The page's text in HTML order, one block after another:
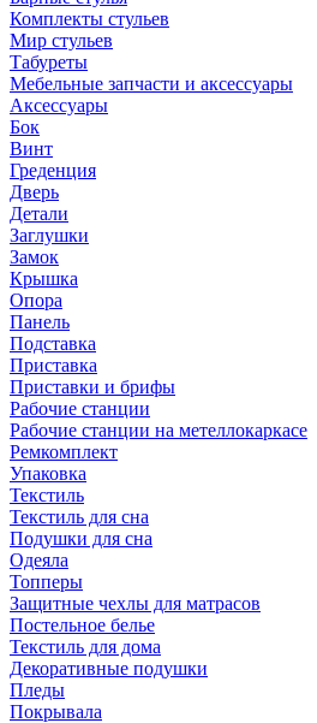
Комплекты стульев
Мир стульев
Табуреты
Мебельные запчасти и аксессуары
Аксессуары
Бок
Винт
Греденция
Дверь
Детали
Заглушки
Замок
Крышка
Опора
Панель
Подставка
Приставка
Приставки и брифы
Рабочие станции
Рабочие станции на метеллокаркасе
Ремкомплект
Упаковка
Текстиль
Текстиль для сна
Подушки для сна
Одеяла
Топперы
Защитные чехлы для матрасов
Постельное белье
Текстиль для дома
Декоративные подушки
Пледы
Покрывала